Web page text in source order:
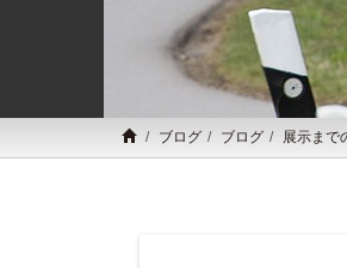
ブログ ブログ 展示まで